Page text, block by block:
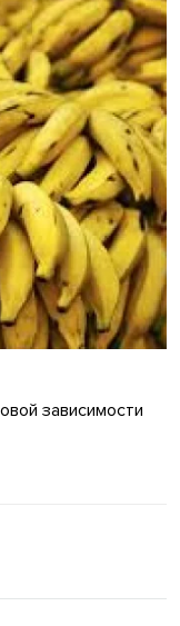
зависимости